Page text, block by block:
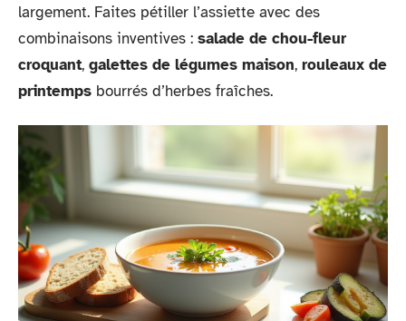
largement. Faites pétiller l’assiette avec des
combinaisons inventives : salade de chou-fleur
croquant, galettes de légumes maison, rouleaux de
printemps bourrés d’herbes fraîches.